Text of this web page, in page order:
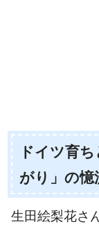
ドイツ育
がり」の憶
生田絵梨花さ